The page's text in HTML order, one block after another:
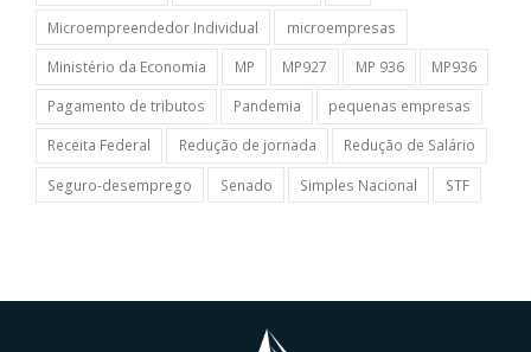
Microempreendedor Individual
microempresas
Ministério da Economia
MP MP927 MP 936
MP936
Pagamento de tributos
Pandemia
pequenas empresas
Receita Federal
Redução de jornada
Redução de Salário
Seguro-desemprego
Senado Simples Nacional STF